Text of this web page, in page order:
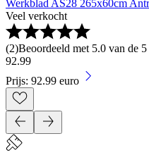
Werkblad AS28 265x60cm
Veel verkocht
(2)Beoordeeld met 5.0 van de
92.99
Prijs: 92.99 euro